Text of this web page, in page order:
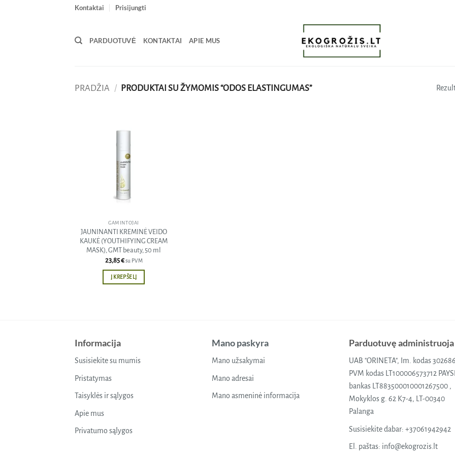
Kontaktai Prisijungti
PARDUOTUVĖ KONTAKTAI APIE MUS
PRADŽIA / PRODUKTAI SU ŽYMOMIS “ODOS ELASTINGUMAS”
GAMINTOJAI
JAUNINANTI KREMINĖ VEIDO
KAUKĖ (YOUTHIFYING CREAM
MASK), GMT beauty, 50 ml
23,85€ su PVM
Į KREPŠELĮ
Informacija
Susisiekite su mumis
Pristatymas
Taisyklės ir sąlygos
Apie mus
Privatumo sąlygos
Mano paskyra
Mano užsakymai
Mano adresai
Mano asmeninė informacija
Parduotuvę administruoja
UAB "ORINETA", Im. kodas
PVM kodas LT100006573712
bankas LT883500010001267500 ,
Mokyklos g. 62 K7-4, LT-00340
Palanga
Susisiekite dabar: +37061942942
El. paštas: info@ekogrozis.lt